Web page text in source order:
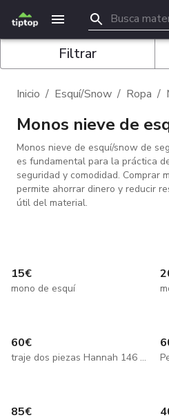
Inicio / Esquí/Snow / Ropa /
Monos nieve de
Monos nieve de esquí/snow de
es fundamental para la práctica
seguridad y comodidad. Comprar
permite ahorrar dinero y reducir
útil del material.
Filtrar
15€
mono de esquí
60€
traje dos piezas Hannah 146 152cm
85€